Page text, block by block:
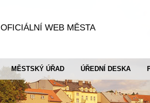
OFICIÁLNÍ WEB MĚSTA
MĚSTSKÝ ÚŘAD ÚŘEDNÍ DESKA